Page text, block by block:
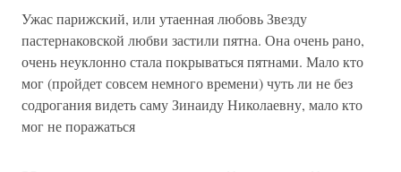
Ужас парижский, или утаенная любовь Звезду
пастернаковской любви застили пятна. Она очень рано,
очень неуклонно стала покрываться пятнами. Мало кто
мог (пройдет совсем немного времени) чуть ли не без
содрогания видеть саму Зинаиду Николаевну, мало кто
мог не поражаться